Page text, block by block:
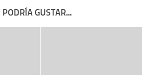
GUSTAR...